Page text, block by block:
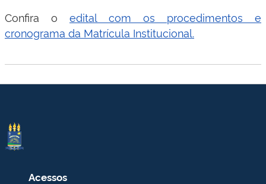
Confira o edital com os procedimentos e
cronograma da Matrícula Institucional.
Acessos